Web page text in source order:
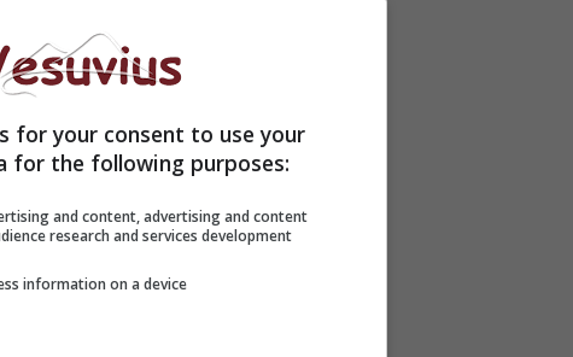
“Aveva
for your consent to use your
for the following purposes:
and content, advertising and content
research and services development
information on a device